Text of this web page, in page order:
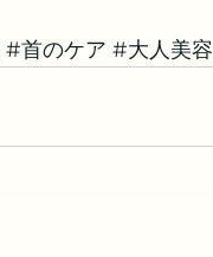
#首のケア #大人美容